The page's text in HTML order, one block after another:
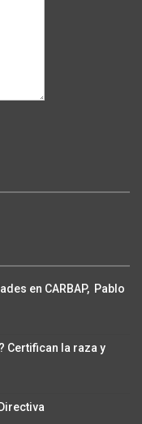
en CARBAP, Pablo
Certifican la raza y